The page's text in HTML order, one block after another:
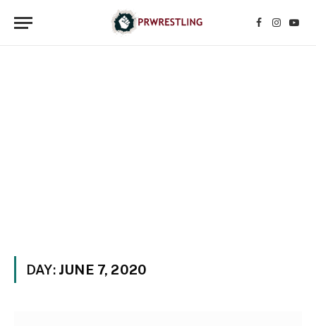
Facebook
DAY: JUNE 7, 2020